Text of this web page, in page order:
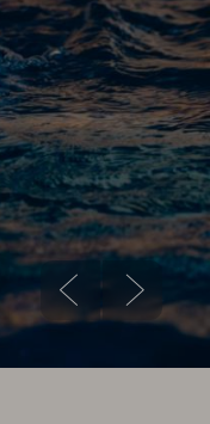
PrevNext